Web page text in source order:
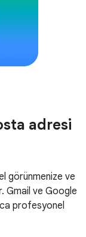
adresi
görünmenize ve
Gmail ve Google
profesyonel